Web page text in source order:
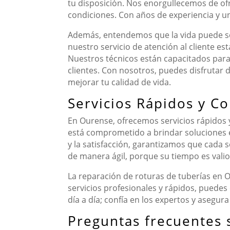
tu disposición. Nos enorgullecemos de
condiciones. Con años de experiencia y
Además, entendemos que la vida puede
nuestro servicio de atención al cliente
Nuestros técnicos están capacitados
clientes. Con nosotros, puedes disfrutar
mejorar tu calidad de vida.
Servicios Rápidos y
En Ourense, ofrecemos servicios
está comprometido a brindar soluciones
y la satisfacción, garantizamos que
de manera ágil, porque su tiempo es
La reparación de roturas de tuberías en
servicios profesionales y rápidos,
día a día; confía en los expertos y
Preguntas